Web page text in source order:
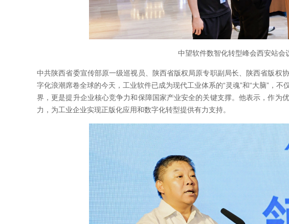
中望软件数智化转型峰会西安站会
中共陕西省委宣传部原一级巡视员、陕西省版权局原专职副局长、陕西省版权
字化浪潮席卷全球的今天，工业软件已成为现代工业体系的“灵魂”和“大脑”，
界，更是提升企业核心竞争力和保障国家产业安全的关键支撑。他表示，作为
力，为工业企业实现正版化应用和数字化转型提供有力支持。